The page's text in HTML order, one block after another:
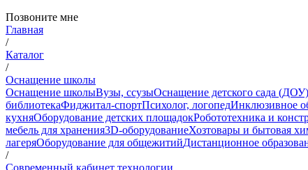
Позвоните мне
Главная
/
Каталог
/
Оснащение школы
Оснащение школыВузы, ссузыОснащение детского сада (ДОУ)
библиотекаФиджитал-спортПсихолог, логопедИнклюзивное
кухняОборудование детских площадокРобототехника и
мебель для хранения3D-оборудованиеХозтовары и бытовая
лагеряОборудование для общежитийДистанционное
/
Современный кабинет технологии